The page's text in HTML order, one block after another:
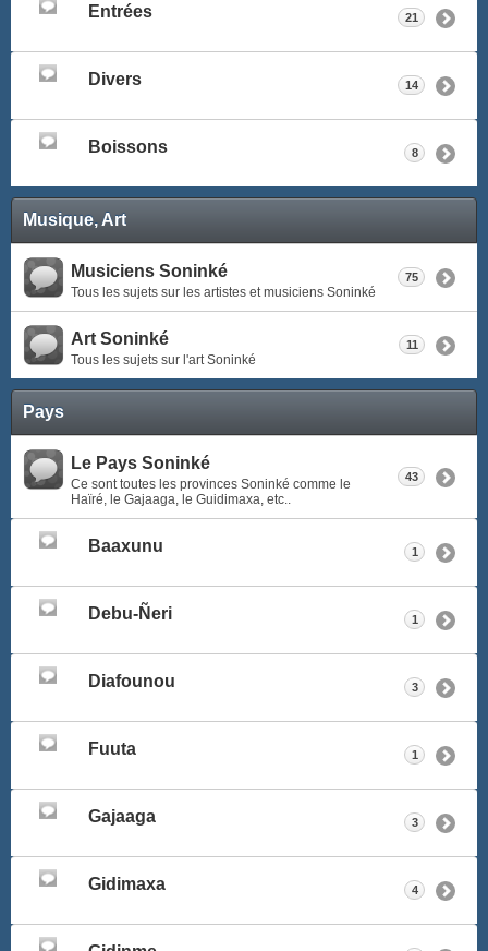
Entrées 21
Divers 14
Boissons 8
Musique, Art
Musiciens Soninké
Tous les sujets sur les artistes et musiciens Soninké
75
Art Soninké
Tous les sujets sur l'art Soninké
11
Pays
Le Pays Soninké
Ce sont toutes les provinces Soninké comme le
Haïré, le Gajaaga, le Guidimaxa, etc..
43
Baaxunu 1
Debu-Ñeri 1
Diafounou 3
Fuuta 1
Gajaaga 3
Gidimaxa 4